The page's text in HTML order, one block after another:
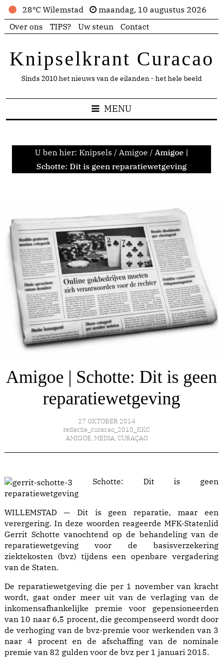
28°C Wilemstad
maandag, 10 augustus 2026
Over ons
TIPS? Uw steun Contact
Knipselkrant Curacao
Sinds 2010 het nieuws van de eilanden - het hele beeld
MENU
U ben hier: Knipsels / Amigoe / Amigoe |
Schotte: Dit is geen reparatiewetgeving
Amigoe | Schotte: Dit is geen
reparatiewetgeving
27 OKTOBER 2014
redactie_curacao_2010_KKC
AMIGOE, MEDIA, CURAÇAO
Schotte: Dit is geen
reparatiewetgeving
WILLEMSTAD — Dit is geen reparatie, maar een
verergering. In deze woorden reageerde MFK-Statenlid
Gerrit Schotte vanochtend op de behandeling van de
reparatiewetgeving voor de basisverzekering
ziektekosten (bvz) tijdens een openbare vergadering
van de Staten.
De reparatiewetgeving die per 1 november van kracht
wordt, gaat onder meer uit van de verlaging van de
inkomensafhankelijke premie voor gepensioneerden
van 10 naar 6,5 procent, die gecompenseerd wordt door
de verhoging van de bvz-premie voor werkenden van 3
naar 4 procent en de afschaffing van de nominale
premie van 82 gulden voor de bvz per 1 januari 2015.